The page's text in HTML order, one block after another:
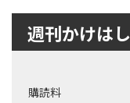
週刊かけはし
購読料